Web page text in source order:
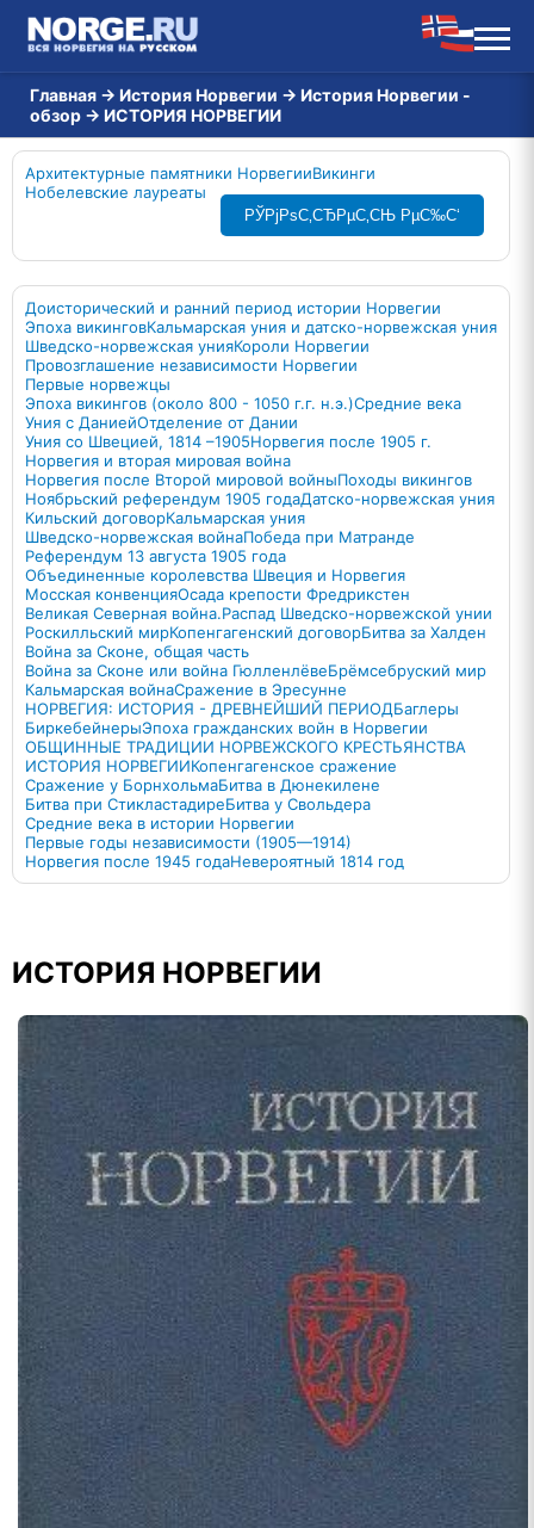
Главная → История Норвегии → История Норвегии -
обзор → ИСТОРИЯ НОРВЕГИИ
Архитектурные памятники НорвегииВикинги
Нобелевские лауреаты
РЎРјРѕС‚СЂРµС‚СЊ РµС‰С‘
Доисторический и ранний период истории Норвегии
Эпоха викинговКальмарская уния и датско-норвежская уния
Шведско-норвежская унияКороли Норвегии
Провозглашение независимости Норвегии
Первые норвежцы
Эпоха викингов (около 800 - 1050 г.г. н.э.)Средние века
Уния с ДаниейОтделение от Дании
Уния со Швецией, 1814 –1905Норвегия после 1905 г.
Норвегия и вторая мировая война
Норвегия после Второй мировой войныПоходы викингов
Ноябрьский референдум 1905 годаДатско-норвежская уния
Кильский договорКальмарская уния
Шведско-норвежская войнаПобеда при Матранде
Референдум 13 августа 1905 года
Объединенные королевства Швеция и Норвегия
Мосская конвенцияОсада крепости Фредрикстен
Великая Северная война.Распад Шведско-норвежской унии
Роскилльский мирКопенгагенский договорБитва за Халден
Война за Сконе, общая часть
Война за Сконе или война ГюлленлёвеБрёмсебруский мир
Кальмарская войнаСражение в Эресунне
НОРВЕГИЯ: ИСТОРИЯ - ДРЕВНЕЙШИЙ ПЕРИОДБаглеры
БиркебейнерыЭпоха гражданских войн в Норвегии
ОБЩИННЫЕ ТРАДИЦИИ НОРВЕЖСКОГО КРЕСТЬЯНСТВА
ИСТОРИЯ НОРВЕГИИКопенгагенское сражение
Сражение у БорнхольмаБитва в Дюнекилене
Битва при СтикластадиреБитва у Свольдера
Средние века в истории Норвегии
Первые годы независимости (1905—1914)
Норвегия после 1945 годаНевероятный 1814 год
ИСТОРИЯ НОРВЕГИИ